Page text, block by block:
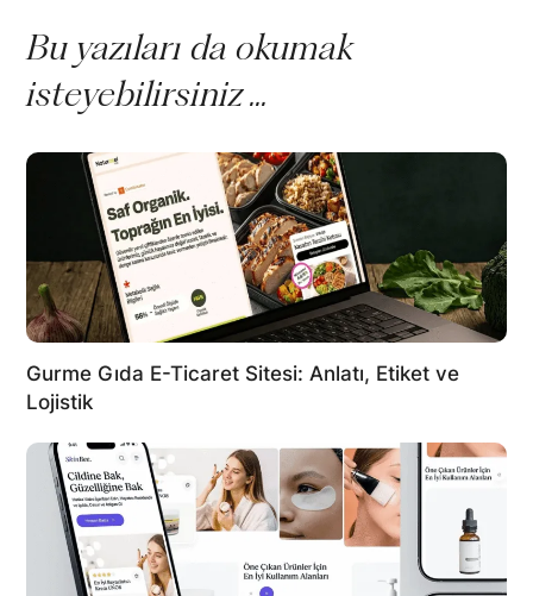
Bu yazıları da okumak
isteyebilirsiniz ...
Gurme Gıda E-Ticaret Sitesi: Anlatı, Etiket ve
Lojistik